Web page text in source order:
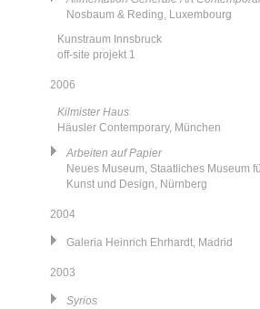
Nosbaum & Reding, Luxembourg
Kunstraum Innsbruck
off-site projekt 1
2006
Kilmister Haus
Häusler Contemporary, München
Arbeiten auf Papier
Neues Museum, Staatliches Museum
Kunst und Design, Nürnberg
2004
Galeria Heinrich Ehrhardt, Madrid
2003
Syrios